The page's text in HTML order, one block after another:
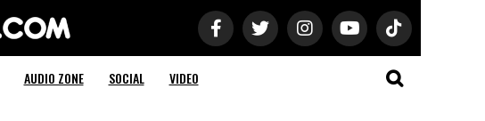
AUDIO ZONE SOCIAL VIDEO